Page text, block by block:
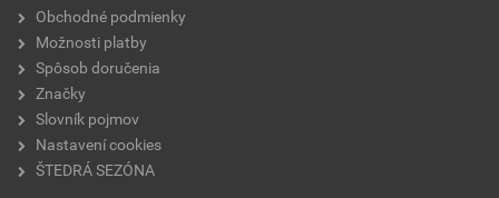
Obchodné podmienky
Možnosti platby
Spôsob doručenia
Značky
Slovník pojmov
Nastavení cookies
ŠTEDRÁ SEZÓNA